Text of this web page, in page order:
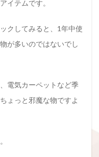
イテムです。
クしてみると、1年中使
が多いのではないでし
電気カーペットなど季
ょっと邪魔な物ですよ